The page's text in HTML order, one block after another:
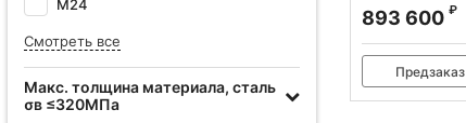
М24
Смотреть все
Макс. толщина материала, сталь
σв ≤320МПа
Q11-4X2000
Артикул: 386003
893 600 ₽
Предзаказ